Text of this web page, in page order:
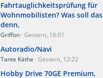
Fahrtauglichkeitsprüfung für
Wohnmobilisten? Was soll das
denn,
Griffon Gestern, 16:01
Autoradio/Navi
Tante Käthe Gestern, 12:22
Hobby Drive 70GE Premium,